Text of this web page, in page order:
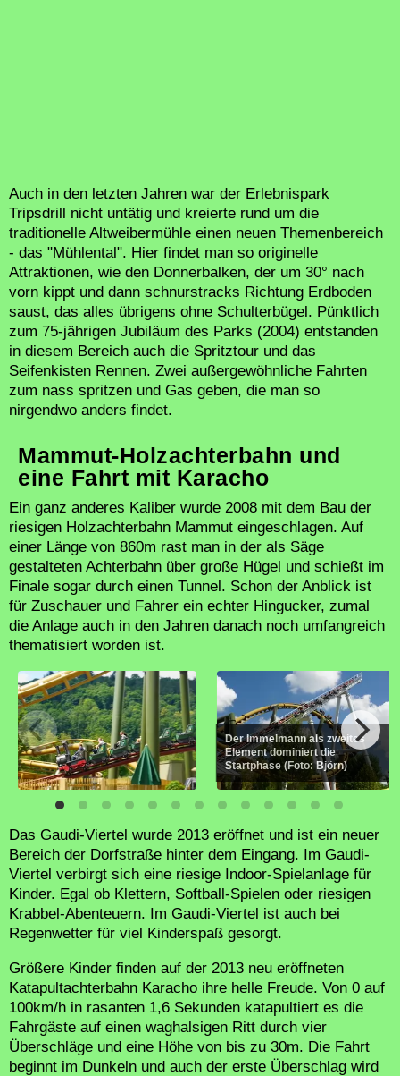
Auch in den letzten Jahren war der Erlebnispark
Tripsdrill nicht untätig und kreierte rund um die
traditionelle Altweibermühle einen neuen Themenbereich
- das "Mühlental". Hier findet man so originelle
Attraktionen, wie den Donnerbalken, der um 30° nach
vorn kippt und dann schnurstracks Richtung Erdboden
saust, das alles übrigens ohne Schulterbügel. Pünktlich
zum 75-jährigen Jubiläum des Parks (2004) entstanden
in diesem Bereich auch die Spritztour und das
Seifenkisten Rennen. Zwei außergewöhnliche Fahrten
zum nass spritzen und Gas geben, die man so
nirgendwo anders findet.
Mammut-Holzachterbahn und
eine Fahrt mit Karacho
Ein ganz anderes Kaliber wurde 2008 mit dem Bau der
riesigen Holzachterbahn Mammut eingeschlagen. Auf
einer Länge von 860m rast man in der als Säge
gestalteten Achterbahn über große Hügel und schießt im
Finale sogar durch einen Tunnel. Schon der Anblick ist
für Zuschauer und Fahrer ein echter Hingucker, zumal
die Anlage auch in den Jahren danach noch umfangreich
thematisiert worden ist.
Der Immelmann als zweites
Element dominiert die
Startphase (Foto: Björn)
Das Gaudi-Viertel wurde 2013 eröffnet und ist ein neuer
Bereich der Dorfstraße hinter dem Eingang. Im Gaudi-
Viertel verbirgt sich eine riesige Indoor-Spielanlage für
Kinder. Egal ob Klettern, Softball-Spielen oder riesigen
Krabbel-Abenteuern. Im Gaudi-Viertel ist auch bei
Regenwetter für viel Kinderspaß gesorgt.
Größere Kinder finden auf der 2013 neu eröffneten
Katapultachterbahn Karacho ihre helle Freude. Von 0 auf
100km/h in rasanten 1,6 Sekunden katapultiert es die
Fahrgäste auf einen waghalsigen Ritt durch vier
Überschläge und eine Höhe von bis zu 30m. Die Fahrt
beginnt im Dunkeln und auch der erste Überschlag wird